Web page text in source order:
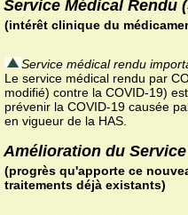
Service Médical Rendu
(intérêt clinique du
Service médical rendu
Le service médical rendu par
modifié) contre la COVID-19)
prévenir la COVID-19 causée
en vigueur de la HAS.
Amélioration du
(progrès qu'apporte ce
traitements déjà existants)